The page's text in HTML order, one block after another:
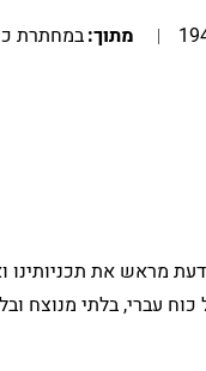
מתוך:במחתרת כרך ב
מראש את תכניותינו
עברי, בלתי מנוצח